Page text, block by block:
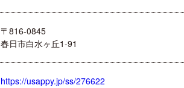
〒816-0845
春日市白水ヶ丘1-91
https://usappy.jp/ss/276622